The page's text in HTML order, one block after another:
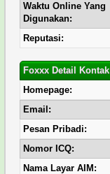
Waktu Online Yang
Digunakan:
Reputasi:
Foxxx Detail Kontak
Homepage:
Email:
Pesan Pribadi:
Nomor ICQ:
Nama Layar AIM: